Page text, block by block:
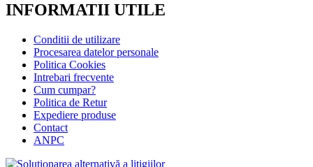
INFORMATII UTILE
Conditii de utilizare
Procesarea datelor personale
Politica Cookies
Intrebari frecvente
Cum cumpar?
Politica de Retur
Expediere produse
Contact
ANPC